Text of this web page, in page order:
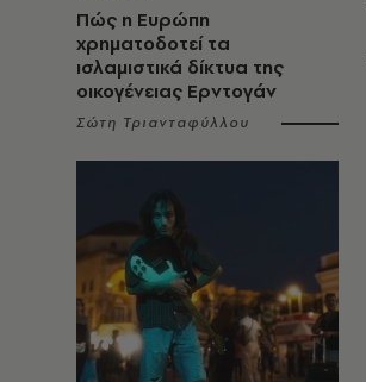
Πώς η Ευρώπη
χρηματοδοτεί τα
ισλαμιστικά δίκτυα της
οικογένειας Ερντογάν
Σώτη Τριανταφύλλου